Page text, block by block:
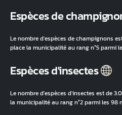
Espèces de
Le nombre d'espèces de champignons
place la municipalité au rang n°5 parmi
Espèces d'insectes
Le nombre d'espèces d'insectes est de
la municipalité au rang n°2 parmi les 98